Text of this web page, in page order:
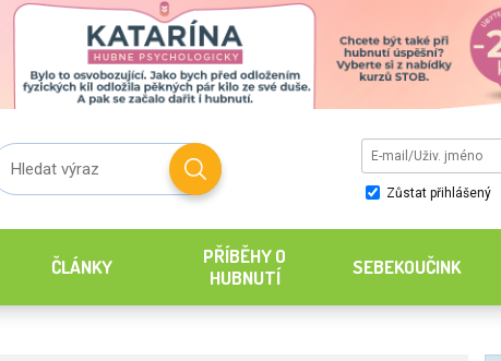
Zůstat přihlášený
ČLÁNKY
PŘÍBĚHY O
HUBNUTÍ
SEBEKOUČINK